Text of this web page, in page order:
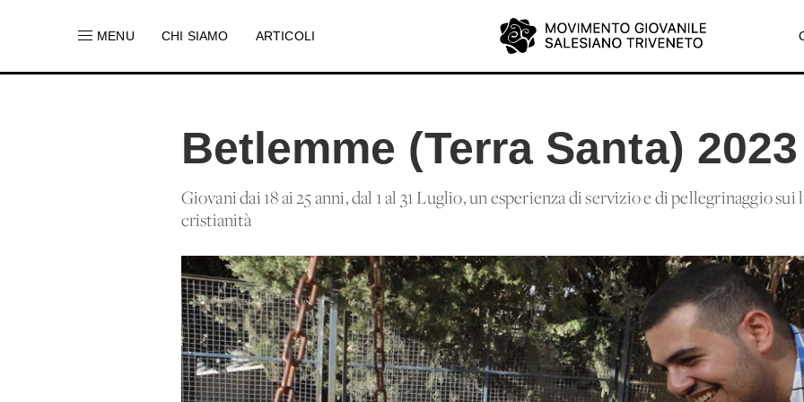
MENU CHI SIAMO ARTICOLI
Betlemme (Terra Santa) 2023
Giovani dai 18 ai 25 anni, dal 1 al 31 Luglio, un'esperienza di servizio e di pellegrinaggio
cristianità